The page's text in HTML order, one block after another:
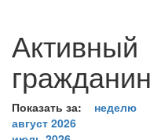
Активный
Показать за: неделю
август 2026